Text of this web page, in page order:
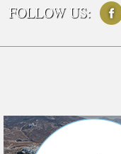
FOLLOW US: